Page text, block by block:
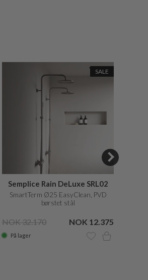
SALE
Semplice Rain DeLuxe SRL02
SmartTerm Ø25 EasyClean, PVD
børstet stål
NOK 32.170 NOK 12.375
På lager